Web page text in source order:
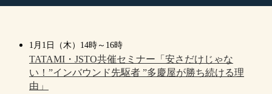
1月1日（木）14時～16時
TATAMI・JSTO共催セミナー「安さだけじゃな
い！”インバウンド先駆者 ”多慶屋が勝ち続ける理
由」